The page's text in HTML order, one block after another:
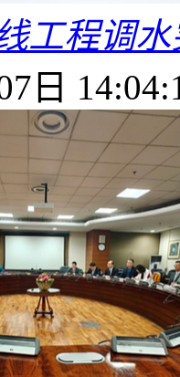
工程调
日